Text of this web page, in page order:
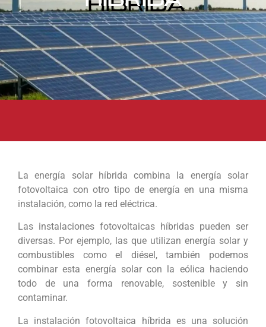
La energía solar híbrida combina la energía solar
fotovoltaica con otro tipo de energía en una misma
instalación, como la red eléctrica.
Las instalaciones fotovoltaicas híbridas pueden ser
diversas. Por ejemplo, las que utilizan energía solar y
combustibles como el diésel, también podemos
combinar esta energía solar con la eólica haciendo
todo de una forma renovable, sostenible y sin
contaminar.
La instalación fotovoltaica híbrida es una solución